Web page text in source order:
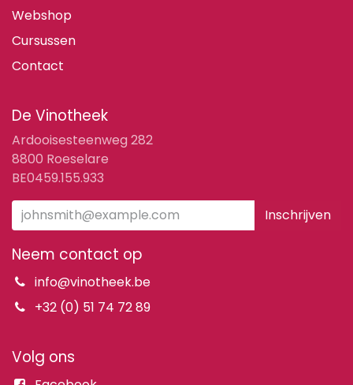
Webshop
Cursussen
Contact
De Vinotheek
Ardooisesteenweg 282
8800 Roeselare
BE0459.155.933
Inschrijven
Neem contact op
info@vinotheek.be
+32 (0) 51 74 72 89
Volg ons